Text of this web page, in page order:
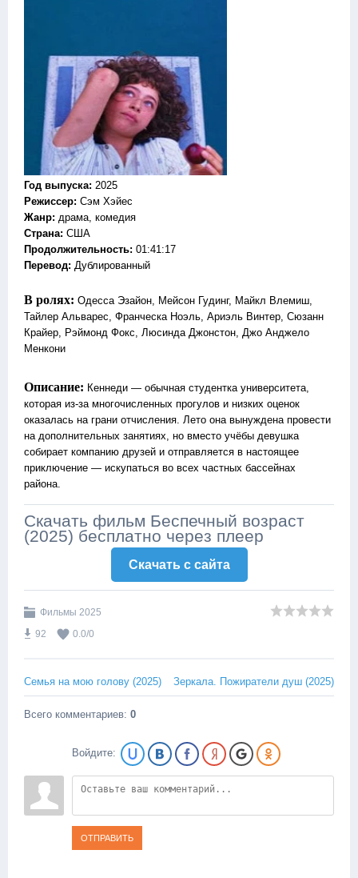
Год выпуска: 2025
Режиссер: Сэм Хэйес
Жанр: драма, комедия
Страна: США
Продолжительность: 01:41:17
Перевод: Дублированный
В ролях: Одесса Эзайон, Мейсон Гудинг, Майкл Влемиш,
Тайлер Альварес, Франческа Ноэль, Ариэль Винтер, Сюзанн
Крайер, Рэймонд Фокс, Люсинда Джонстон, Джо Анджело
Менкони
Описание: Кеннеди — обычная студентка университета,
которая из-за многочисленных прогулов и низких оценок
оказалась на грани отчисления. Лето она вынуждена провести
на дополнительных занятиях, но вместо учёбы девушка
собирает компанию друзей и отправляется в настоящее
приключение — искупаться во всех частных бассейнах
района.
Скачать фильм Беспечный возраст
(2025) бесплатно через плеер
Скачать c сайта
Фильмы 2025
92
0.0/0
Семья на мою голову (2025) Зеркала. Пожиратели душ (2025)
Всего комментариев: 0
Войдите:
ОТПРАВИТЬ